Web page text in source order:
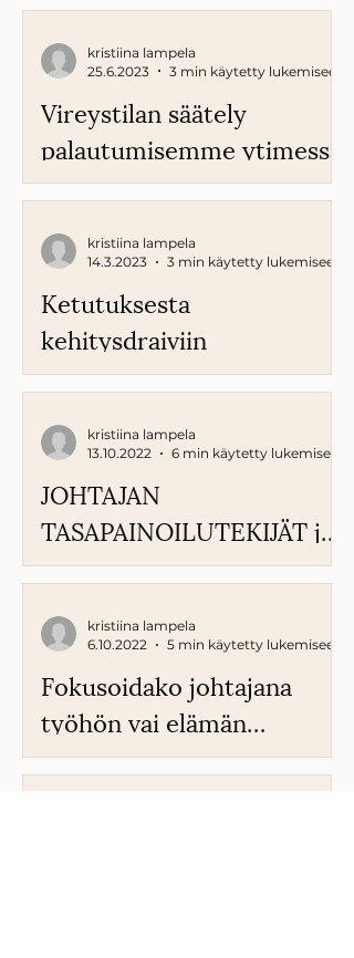
Vireystilan säätely
palautumisemme ytimessä
kristiina lampela
25.6.2023
3 min käytetty lukemiseen
Ketutuksesta
kehitysdraiviin
kristiina lampela
14.3.2023
3 min käytetty lukemiseen
JOHTAJAN
TASAPAINOILUTEKIJÄT ja
näkökulmia johtamisen
kristiina lampela
13.10.2022
6 min käytetty lukemiseen
Fokusoidako johtajana
työhön vai elämän
kokonaisbalanssiin?
kristiina lampela
6.10.2022
5 min käytetty lukemiseen